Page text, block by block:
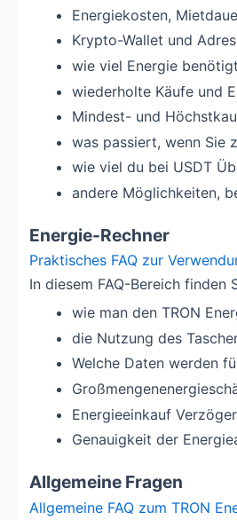
Energiekosten,
Krypto-Wallet und
wie viel Energie
wiederholte Käufe und
Mindest- und
was passiert, wenn Sie
wie viel du bei USDT
andere Möglichkeiten,
Energie-Rechner
Praktisches FAQ zur
In diesem FAQ-Bereich finden
wie man den TRON
die Nutzung des
Welche Daten werden
Energieeinkauf
Genauigkeit der
Allgemeine Fragen
Allgemeine FAQ zum TRON